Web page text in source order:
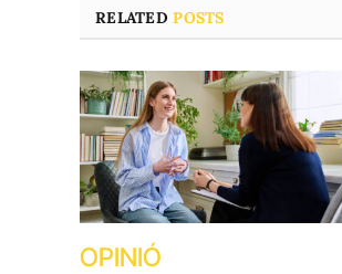
RELATEDPOSTS
OPINIÓ